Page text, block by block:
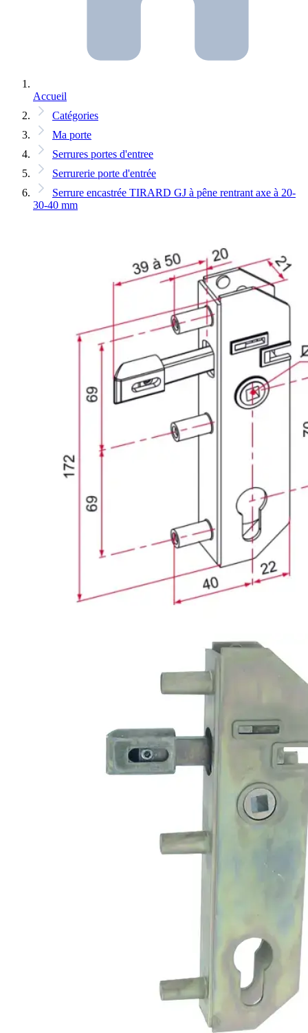
Accueil
Catégories
Ma porte
Serrures portes d'entree
Serrurerie porte d'entrée
Serrure encastrée TIRARD GJ à pêne rentrant axe à 20-
30-40 mm